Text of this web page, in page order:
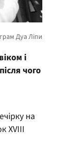
і
чого
на
XVIII